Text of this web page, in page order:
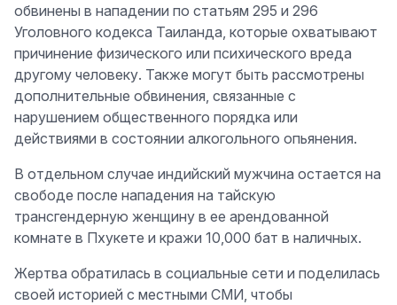
обвинены в нападении по статьям 295 и 296
Уголовного кодекса Таиланда, которые охватывают
причинение физического или психического вреда
другому человеку. Также могут быть рассмотрены
дополнительные обвинения, связанные с
нарушением общественного порядка или
действиями в состоянии алкогольного опьянения.
В отдельном случае индийский мужчина остается на
свободе после нападения на тайскую
трансгендерную женщину в ее арендованной
комнате в Пхукете и кражи 10,000 бат в наличных.
Жертва обратилась в социальные сети и поделилась
своей историей с местными СМИ, чтобы